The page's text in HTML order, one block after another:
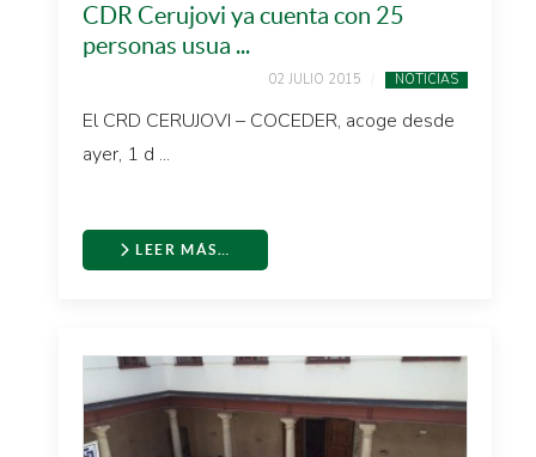
CDR Cerujovi ya cuenta con 25
personas usua ...
02 JULIO 2015 NOTICIAS
El CRD CERUJOVI – COCEDER, acoge desde
ayer, 1 d ...
LEER MÁS…